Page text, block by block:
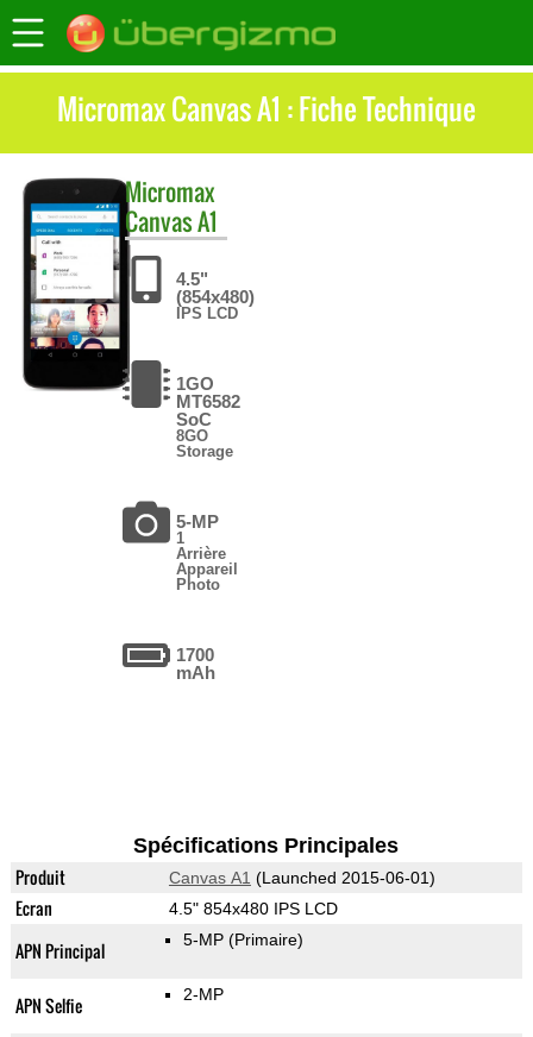
Micromax Canvas A1 : Fiche Technique
Micromax
Canvas A1
4.5"
(854x480)
IPS LCD
1GO
MT6582
SoC
8GO
Storage
5-MP
1
Arrière
Appareil
Photo
1700
mAh
Spécifications Principales
Produit Canvas A1 (Launched 2015-06-01)
Ecran 4.5" 854x480 IPS LCD
APN Principal 5-MP (Primaire)
APN Selfie 2-MP